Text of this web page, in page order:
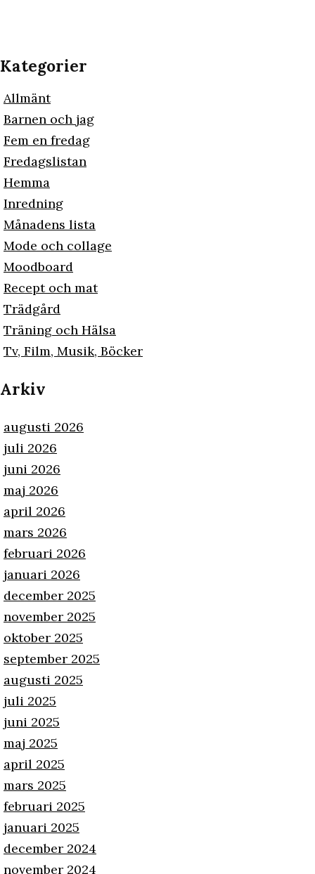
Kategorier
Allmänt
Barnen och jag
Fem en fredag
Fredagslistan
Hemma
Inredning
Månadens lista
Mode och collage
Moodboard
Recept och mat
Trädgård
Träning och Hälsa
Tv, Film, Musik, Böcker
Arkiv
augusti 2026
juli 2026
juni 2026
maj 2026
april 2026
mars 2026
februari 2026
januari 2026
december 2025
november 2025
oktober 2025
september 2025
augusti 2025
juli 2025
juni 2025
maj 2025
april 2025
mars 2025
februari 2025
januari 2025
december 2024
november 2024